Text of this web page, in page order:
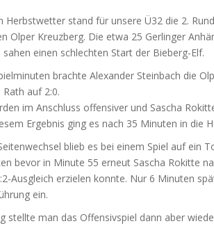
Herbstwetter stand für unsere Ü32 die 2.
Olper Kreuzberg. Die etwa 25 Gerlinger
einen schlechten Start der Bieberg-Elf.
brachte Alexander Steinbach die
auf 2:0.
im Anschluss offensiver und Sascha
Ergebnis ging es nach 35 Minuten in die
blieb es bei einem Spiel auf ein
bevor in Minute 55 erneut Sascha Rokitte
Ausgleich erzielen konnte. Nur 6 Minuten
ein.
stellte man das Offensivspiel dann aber